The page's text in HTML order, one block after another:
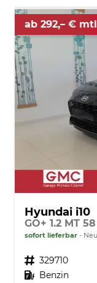
ab 292,– €
Hyundai i10
sofort lieferbar
Fahrzeugnr. 329710
Kraftstoff Benzin